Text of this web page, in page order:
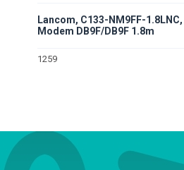
Lancom, C133-NM9FF-
Modem DB9F/DB9F 1.8m
1259